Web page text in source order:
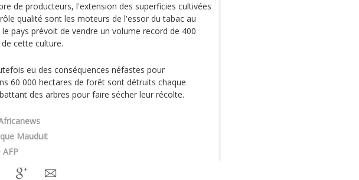
de producteurs, l'extension des superficies cultivées
qualité sont les moteurs de l'essor du tabac au
le pays prévoit de vendre un volume record de 400
cette culture.
eu des conséquences néfastes pour
60 000 hectares de forêt sont détruits chaque
des arbres pour faire sécher leur récolte.
Mauduit
AFP